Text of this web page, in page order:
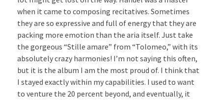
when it came to composing recitatives. Sometimes
they are so expressive and full of energy that they are
packing more emotion than the aria itself. Just take
the gorgeous “Stille amare” from “Tolomeo,” with its
absolutely crazy harmonies! I’m not saying this often,
but it is the album I am the most proud of. I think that
I stayed exactly within my capabilities. I used to want
to venture the 20 percent beyond, and eventually, it